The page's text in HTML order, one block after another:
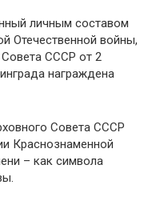
личным составом
Отечественной войны,
СССР от 2
награждена
Совета СССР
Краснознаменной
– как символа